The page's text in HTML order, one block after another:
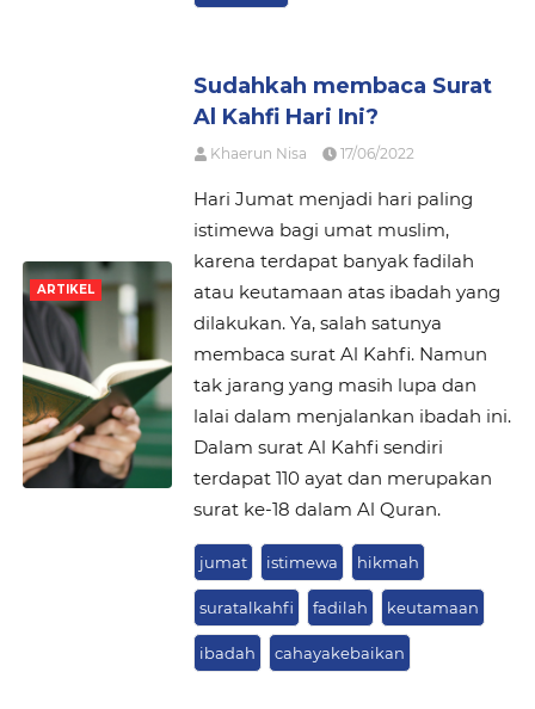
ARTIKEL
Sudahkah membaca Surat
Al Kahfi Hari Ini?
Khaerun Nisa 17/06/2022
Hari Jumat menjadi hari paling
istimewa bagi umat muslim,
karena terdapat banyak fadilah
atau keutamaan atas ibadah yang
dilakukan. Ya, salah satunya
membaca surat Al Kahfi. Namun
tak jarang yang masih lupa dan
lalai dalam menjalankan ibadah ini.
Dalam surat Al Kahfi sendiri
terdapat 110 ayat dan merupakan
surat ke-18 dalam Al Quran.
jumat istimewa hikmah
suratalkahfi fadilah keutamaan
ibadah cahayakebaikan